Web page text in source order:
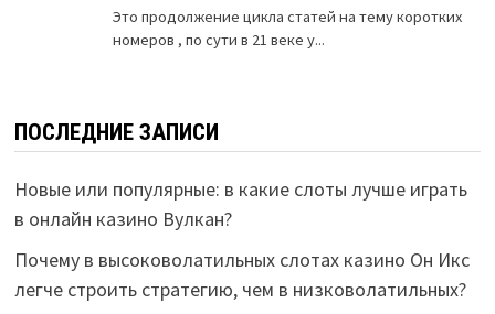
ПОСЛЕДНИЕ ЗАПИСИ
Новые или популярные: в какие слоты лучше играть
в онлайн казино Вулкан?
Почему в высоковолатильных слотах казино Он Икс
легче строить стратегию, чем в низковолатильных?